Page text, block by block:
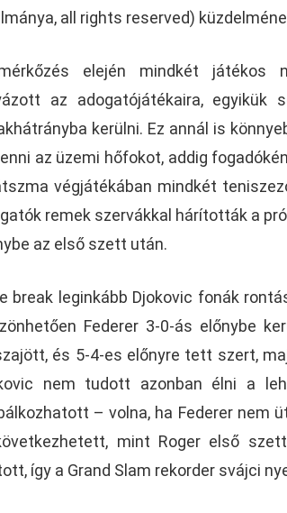
all rights reserved)
elején mindkét játékos
az adogatójátékaira,
kerülni. Ez annál is
az üzemi hőfokot, addig
végjátékában mindkét
remek szervákkal hárították a
az első szett után.
break leginkább Djokovic fonák
Federer 3-0-ás előnybe
és 5-4-es előnyre tett szert,
nem tudott azonban élni a
– volna, ha Federer nem
mint Roger első
így a Grand Slam rekorder svájci